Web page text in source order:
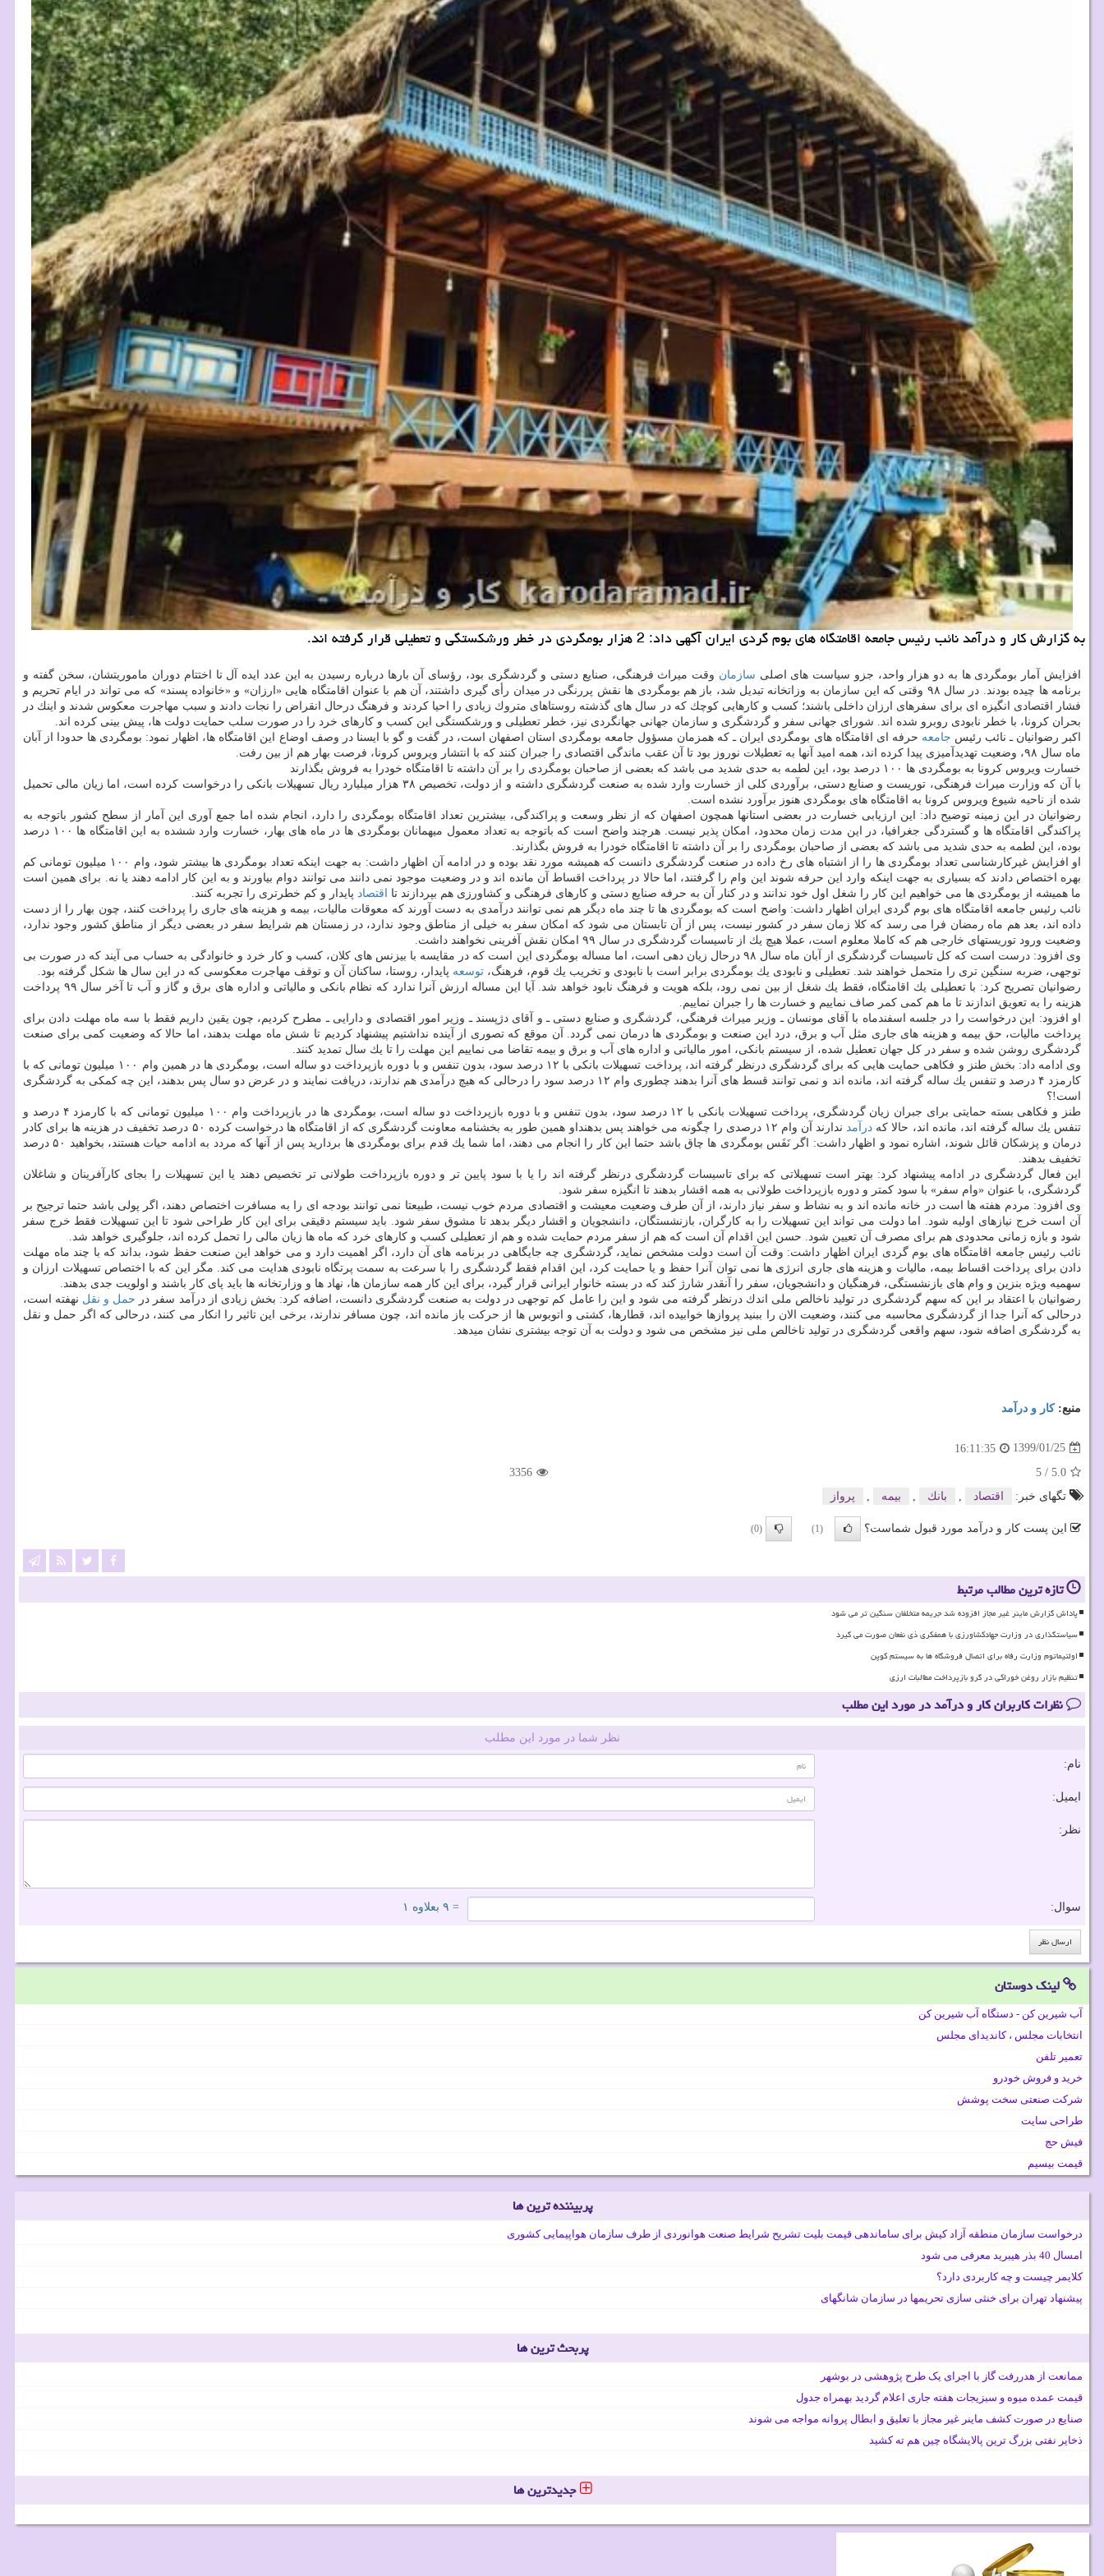
به گزارش كار و درآمد نائب رئیس جامعه اقامتگاه های بوم گردی ایران آگهی داد: 2 هزار بومگردی در خطر ورشكستگی و تعطیلی قرار گرفته اند.
افزایش آمار بومگردی ها به دو هزار واحد، جزو سیاست های اصلی سازمان وقت میراث فرهنگی، صنایع دستی و گردشگری بود، رؤسای آن بارها درباره رسیدن به این عدد ایده آل تا اختتام دوران ماموریتشان، سخن گفته و
برنامه ها چیده بودند. در سال ۹۸ وقتی كه این سازمان به وزاتخانه تبدیل شد، باز هم بومگردی ها نقش پررنگی در میدان رأی گیری داشتند، آن هم با عنوان اقامتگاه هایی «ارزان» و «خانواده پسند» كه می تواند در ایام تحریم و
فشار اقتصادی انگیزه ای برای سفرهای ارزان داخلی باشند؛ كسب و كارهایی كوچك كه در سال های گذشته روستاهای متروك زیادی را احیا كردند و فرهنگ درحال انقراض را نجات دادند و سبب مهاجرت معكوس شدند و اینك در
بحران كرونا، با خطر نابودی روبرو شده اند. شورای جهانی سفر و گردشگری و سازمان جهانی جهانگردی نیز، خطر تعطیلی و ورشكستگی این كسب و كارهای خرد را در صورت سلب حمایت دولت ها، پیش بینی كرده اند.
اكبر رضوانیان ـ نائب رئیس جامعه حرفه ای اقامتگاه های بومگردی ایران ـ كه همزمان مسؤول جامعه بومگردی استان اصفهان است، در گفت و گو با ایسنا در وصف اوضاع این اقامتگاه ها، اظهار نمود: بومگردی ها حدودا از آبان
ماه سال ۹۸، وضعیت تهدیدآمیزی پیدا كرده اند، همه امید آنها به تعطیلات نوروز بود تا آن عقب ماندگی اقتصادی را جبران كنند كه با انتشار ویروس كرونا، فرصت بهار هم از بین رفت.
خسارت ویروس كرونا به بومگردی ها ۱۰۰ درصد بود، این لطمه به حدی شدید می باشد كه بعضی از صاحبان بومگردی را بر آن داشته تا اقامتگاه خودرا به فروش بگذارند
با آن كه وزارت میراث فرهنگی، توریست و صنایع دستی، برآوردی كلی از خسارت وارد شده به صنعت گردشگری داشته و از دولت، تخصیص ۳۸ هزار میلیارد ریال تسهیلات بانكی را درخواست كرده است، اما زیان مالی تحمیل
شده از ناحیه شیوع ویروس كرونا به اقامتگاه های بومگردی هنوز برآورد نشده است.
رضوانیان در این زمینه توضیح داد: این ارزیابی خسارت در بعضی استانها همچون اصفهان كه از نظر وسعت و پراكندگی، بیشترین تعداد اقامتگاه بومگردی را دارد، انجام شده اما جمع آوری این آمار از سطح كشور باتوجه به
پراكندگی اقامتگاه ها و گستردگی جغرافیا، در این مدت زمان محدود، امكان پذیر نیست. هرچند واضح است كه باتوجه به تعداد معمول میهمانان بومگردی ها در ماه های بهار، خسارت وارد ششده به این اقامتگاه ها ۱۰۰ درصد
بوده، این لطمه به حدی شدید می باشد كه بعضی از صاحبان بومگردی را بر آن داشته تا اقامتگاه خودرا به فروش بگذارند.
او افزایش غیركارشناسی تعداد بومگردی ها را از اشتباه های رخ داده در صنعت گردشگری دانست كه همیشه مورد نقد بوده و در ادامه آن اظهار داشت: به جهت اینكه تعداد بومگردی ها بیشتر شود، وام ۱۰۰ میلیون تومانی كم
بهره اختصاص دادند كه بسیاری به جهت اینكه وارد این حرفه شوند این وام را گرفتند، اما حالا در پرداخت اقساط آن مانده اند و در وضعیت موجود نمی دانند می توانند دوام بیاورند و به این كار ادامه دهند یا نه. برای همین است
ما همیشه از بومگردی ها می خواهیم این كار را شغل اول خود ندانند و در كنار آن به حرفه صنایع دستی و كارهای فرهنگی و كشاورزی هم بپردازند تا اقتصاد پایدار و كم خطرتری را تجربه كنند.
نائب رئیس جامعه اقامتگاه های بوم گردی ایران اظهار داشت: واضح است كه بومگردی ها تا چند ماه دیگر هم نمی توانند درآمدی به دست آورند كه معوقات مالیات، بیمه و هزینه های جاری را پرداخت كنند، چون بهار را از دست
داده اند، بعد هم ماه رمضان فرا می رسد كه كلا زمان سفر در كشور نیست، پس از آن تابستان می شود كه امكان سفر به خیلی از مناطق وجود ندارد، در زمستان هم شرایط سفر در بعضی دیگر از مناطق كشور وجود ندارد،
وضعیت ورود توریستهای خارجی هم كه كاملا معلوم است، عملا هیچ یك از تاسیسات گردشگری در سال ۹۹ امكان نقش آفرینی نخواهند داشت.
وی افزود: درست است كه كل تاسیسات گردشگری از آبان ماه سال ۹۸ درحال زیان دهی است، اما مساله بومگردی این است كه در مقایسه با بیزنس های كلان، كسب و كار خرد و خانوادگی به حساب می آیند كه در صورت بی
توجهی، ضربه سنگین تری را متحمل خواهند شد. تعطیلی و نابودی یك بومگردی برابر است با نابودی و تخریب یك قوم، فرهنگ، توسعه پایدار، روستا، ساكنان آن و توقف مهاجرت معكوسی كه در این سال ها شكل گرفته بود.
رضوانیان تصریح كرد: با تعطیلی یك اقامتگاه، فقط یك شغل از بین نمی رود، بلكه هویت و فرهنگ نابود خواهد شد. آیا این مساله ارزش آنرا ندارد كه نظام بانكی و مالیاتی و اداره های برق و گاز و آب تا آخر سال ۹۹ پرداخت
هزینه را به تعویق اندازند تا ما هم كمی كمر صاف نماییم و خسارت ها را جبران نماییم.
او افزود: این درخواست را در جلسه اسفندماه با آقای مونسان ـ وزیر میراث فرهنگی، گردشگری و صنایع دستی ـ و آقای دژپسند ـ وزیر امور اقتصادی و دارایی ـ مطرح كردیم، چون یقین داریم فقط با سه ماه مهلت دادن برای
پرداخت مالیات، حق بیمه و هزینه های جاری مثل آب و برق، درد این صنعت و بومگردی ها درمان نمی گردد. آن موقع كه تصوری از آینده نداشتیم پیشنهاد كردیم تا شش ماه مهلت بدهند، اما حالا كه وضعیت كمی برای صنعت
گردشگری روشن شده و سفر در كل جهان تعطیل شده، از سیستم بانكی، امور مالیاتی و اداره های آب و برق و بیمه تقاضا می نماییم این مهلت را تا یك سال تمدید كنند.
وی ادامه داد: بخش طنز و فكاهی حمایت هایی كه برای گردشگری درنظر گرفته اند، پرداخت تسهیلات بانكی با ۱۲ درصد سود، بدون تنفس و با دوره بازپرداخت دو ساله است، بومگردی ها در همین وام ۱۰۰ میلیون تومانی كه با
كارمزد ۴ درصد و تنفس یك ساله گرفته اند، مانده اند و نمی توانند قسط های آنرا بدهند چطوری وام ۱۲ درصد سود را درحالی كه هیچ درآمدی هم ندارند، دریافت نمایند و در عرض دو سال پس بدهند، این چه كمكی به گردشگری
است!؟
طنز و فكاهی بسته حمایتی برای جبران زیان گردشگری، پرداخت تسهیلات بانكی با ۱۲ درصد سود، بدون تنفس و با دوره بازپرداخت دو ساله است، بومگردی ها در بازپرداخت وام ۱۰۰ میلیون تومانی كه با كارمزد ۴ درصد و
تنفس یك ساله گرفته اند، مانده اند، حالا كه درآمد
ندارند آن وام ۱۲ درصدی را چگونه می خواهند پس بدهنداو همین طور به بخشنامه معاونت گردشگری كه از اقامتگاه ها درخواست كرده ۵۰ درصد تخفیف در هزینه ها برای كادر
درمان و پزشكان قائل شوند، اشاره نمود و اظهار داشت: اگر نَفَس بومگردی ها چاق باشد حتما این كار را انجام می دهند، اما شما یك قدم برای بومگردی ها بردارید پس از آنها كه مردد به ادامه حیات هستند، بخواهید ۵۰ درصد
تخفیف بدهند.
این فعال گردشگری در ادامه پیشنهاد كرد: بهتر است تسهیلاتی كه برای تاسیسات گردشگری درنظر گرفته اند را یا با سود پایین تر و دوره بازپرداخت طولانی تر تخصیص دهند یا این تسهیلات را بجای كارآفرینان و شاغلان
گردشگری، با عنوان «وام سفر» با سود كمتر و دوره بازپرداخت طولانی به همه اقشار بدهند تا انگیزه سفر شود.
وی افزود: مردم هفته ها است در خانه مانده اند و به نشاط و سفر نیاز دارند، از آن طرف وضعیت معیشت و اقتصادی مردم خوب نیست، طبیعتا نمی توانند بودجه ای را به مسافرت اختصاص دهند، اگر پولی باشد حتما ترجیح بر
آن است خرج نیازهای اولیه شود. اما دولت می تواند این تسهیلات را به كارگران، بازنشستگان، دانشجویان و اقشار دیگر بدهد تا مشوق سفر شود. باید سیستم دقیقی برای این كار طراحی شود تا این تسهیلات فقط خرج سفر
شود و بازه زمانی محدودی هم برای مصرف آن تعیین شود. حسن این اقدام آن است كه هم از سفر مردم حمایت شده و هم از تعطیلی كسب و كارهای خرد كه ماه ها زیان مالی را تحمل كرده اند، جلوگیری خواهد شد.
نائب رئیس جامعه اقامتگاه های بوم گردی ایران اظهار داشت: وقت آن است دولت مشخص نماید، گردشگری چه جایگاهی در برنامه های آن دارد، اگر اهمیت دارد و می خواهد این صنعت حفظ شود، بداند كه با چند ماه مهلت
دادن برای پرداخت اقساط بیمه، مالیات و هزینه های جاری انرژی ها نمی توان آنرا حفظ و یا حمایت كرد، این اقدام فقط گردشگری را با سرعت به سمت پرتگاه نابودی هدایت می كند. مگر این كه با اختصاص تسهیلات ارزان و
سهمیه ویژه بنزین و وام های بازنشستگی، فرهنگیان و دانشجویان، سفر را آنقدر شارژ كند كه در بسته خانوار ایرانی قرار گیرد، برای این كار همه سازمان ها، نهاد ها و وزارتخانه ها باید پای كار باشند و اولویت جدی بدهند.
رضوانیان با اعتقاد بر این كه سهم گردشگری در تولید ناخالص ملی اندك درنظر گرفته می شود و این را عامل كم توجهی در دولت به صنعت گردشگری دانست، اضافه كرد: بخش زیادی از درآمد سفر در حمل و نقل نهفته است،
درحالی كه آنرا جدا از گردشگری محاسبه می كنند، وضعیت الان را ببنید پروازها خوابیده اند، قطارها، كشتی و اتوبوس ها از حركت باز مانده اند، چون مسافر ندارند، برخی این تاثیر را انكار می كنند، درحالی كه اگر حمل و نقل
به گردشگری اضافه شود، سهم واقعی گردشگری در تولید ناخالص ملی نیز مشخص می شود و دولت به آن توجه بیشتری نشان میدهد.
منبع:كار و درآمد
1399/01/25
16:11:35
5.0
/
5
3356
تگهای خبر:
اقتصاد بانك بیمه پرواز
این پست کار و درآمد مورد قبول شماست؟ (1)
(0)
تازه ترین مطالب مرتبط
پاداش گزارش ماینر غیر مجاز افزوده شد جریمه متخلفان سنگین تر می شود
سیاستگذاری در وزارت جهادکشاورزی با همفکری ذی نفعان صورت می گیرد
اولتیماتوم وزارت رفاه برای اتصال فروشگاه ها به سیستم کوپن
تنظیم بازار روغن خوراکی در گرو بازپرداخت مطالبات ارزی
نظرات کاربران کار و درآمد در مورد این مطلب
نظر شما در مورد این مطلب
نام:
ایمیل:
نظر:
سوال: = ۹ بعلاوه ۱
لینک دوستان
آب شیرین کن - دستگاه آب شیرین کن
انتخابات مجلس ، کاندیدای مجلس
تعمیر تلفن
خرید و فروش خودرو
شرکت صنعتی سخت پوشش
طراحی سایت
فیش حج
قیمت بیسیم
پربیننده ترین ها
درخواست سازمان منطقه آزاد کیش برای ساماندهی قیمت بلیت تشریح شرایط صنعت هوانوردی از طرف سازمان هواپیمایی کشوری
امسال 40 بذر هیبرید معرفی می شود
کلایمر چیست و چه کاربردی دارد؟
پیشنهاد تهران برای خنثی سازی تحریمها در سازمان شانگهای
پربحث ترین ها
ممانعت از هدررفت گاز با اجرای یک طرح پژوهشی در بوشهر
قیمت عمده میوه و سبزیجات هفته جاری اعلام گردید بهمراه جدول
صنایع در صورت کشف ماینر غیر مجاز با تعلیق و ابطال پروانه مواجه می شوند
ذخایر نفتی بزرگ ترین پالایشگاه چین هم ته کشید
جدیدترین ها